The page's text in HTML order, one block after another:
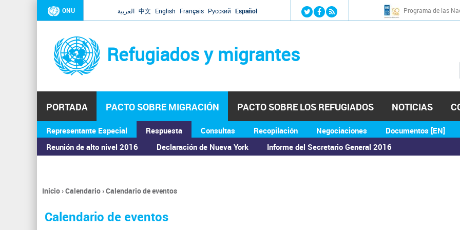
Jump to navigation
ONU العربية 中文 English Français Русский Español Programa de las
Refugiados y migrantes
PORTADA PACTO SOBRE MIGRACIÓN
Representante Especial
Respuesta
Reunión de alto nivel 2016
Declaración de Nueva York Informe del Secretario General 2016
Consultas Recopilación Negociaciones Documentos [EN]
PACTO SOBRE LOS REFUGIADOS NOTICIAS
ASAMBLEA GENERAL
Se
encuentra
usted
Inicio›Calendario›Calendario de eventos
Calendario de eventos